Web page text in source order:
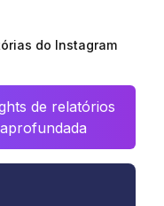
do Instagram
de relatórios